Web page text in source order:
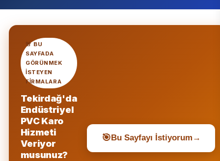
🚨 BU
SAYFADA
GÖRÜNMEK
ISTEYEN
FIRMALARA
Tekirdağ'da
Endüstriyel
PVC Karo
Hizmeti
Veriyor
musunuz?
🎯 Bu Sayfayı İstiyorum →